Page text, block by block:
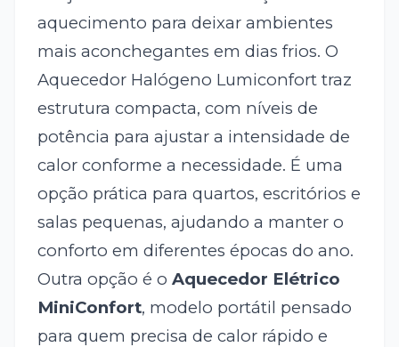
aquecimento para deixar ambientes
mais aconchegantes em dias frios. O
Aquecedor Halógeno Lumiconfort traz
estrutura compacta, com níveis de
potência para ajustar a intensidade de
calor conforme a necessidade. É uma
opção prática para quartos, escritórios e
salas pequenas, ajudando a manter o
conforto em diferentes épocas do ano.
Outra opção é o Aquecedor Elétrico
MiniConfort, modelo portátil pensado
para quem precisa de calor rápido e